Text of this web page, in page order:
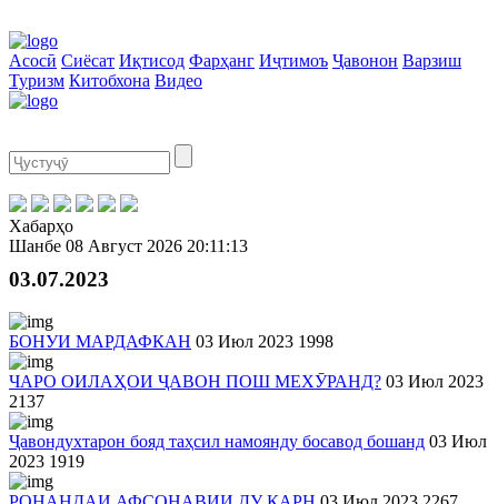
Асосӣ Сиёсат Иқтисод Фарҳанг Иҷтимоъ Ҷавонон Варзиш
Туризм Китобхона Видео
Хабарҳо
Шанбе 08 Август 2026 20:11:13
03.07.2023
БОНУИ МАРДАФКАН 03 Июл 2023 1998
ЧАРО ОИЛАҲОИ ҶАВОН ПОШ МЕХӮРАНД? 03 Июл 2023
2137
Ҷавондухтарон бояд таҳсил намоянду босавод бошанд 03 Июл
2023 1919